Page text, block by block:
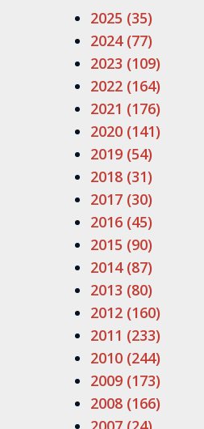
2025 (35)
2024 (77)
2023 (109)
2022 (164)
2021 (176)
2020 (141)
2019 (54)
2018 (31)
2017 (30)
2016 (45)
2015 (90)
2014 (87)
2013 (80)
2012 (160)
2011 (233)
2010 (244)
2009 (173)
2008 (166)